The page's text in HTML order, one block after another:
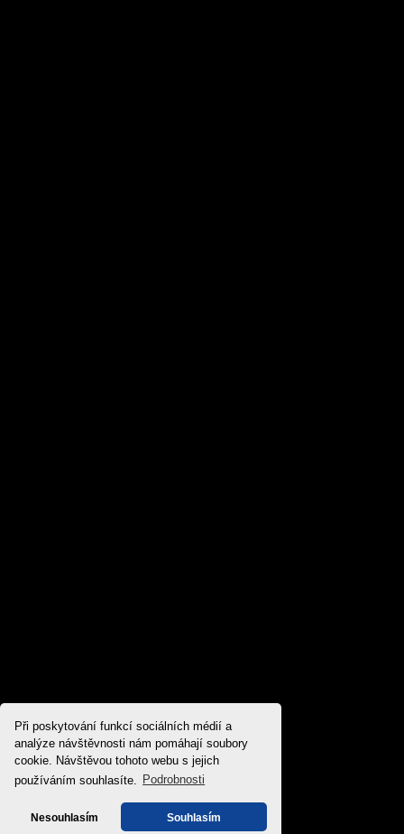
Při poskytování funkcí sociálních médií a
analýze návštěvnosti nám pomáhají soubory
cookie. Návštěvou tohoto webu s jejich
používáním souhlasíte.
Podrobnosti
Nesouhlasím Souhlasím